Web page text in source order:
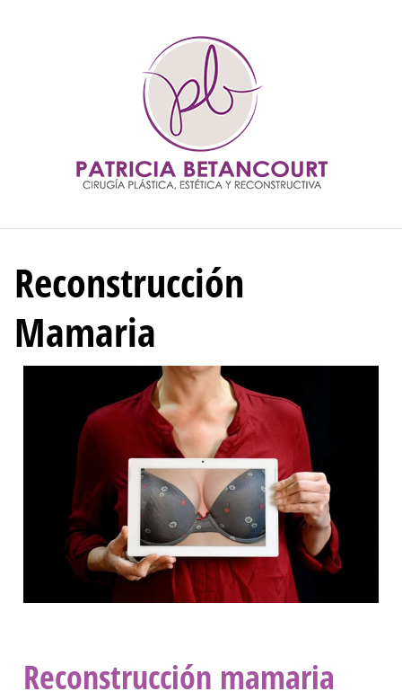
Reconstrucción
Mamaria
Reconstrucción mamaria